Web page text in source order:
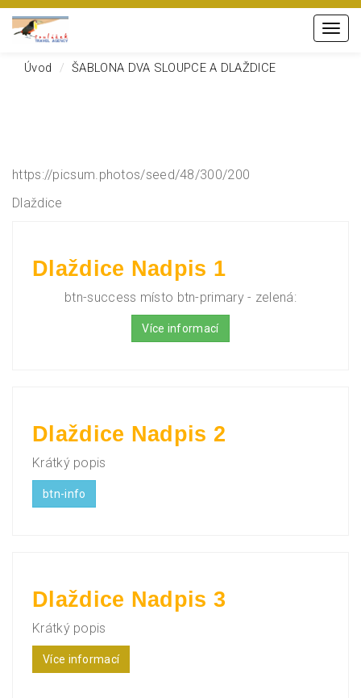
Menu
Úvod ŠABLONA DVA SLOUPCE A DLAŽDICE
https://picsum.photos/seed/48/300/200
Dlaždice
Dlaždice Nadpis 1
btn-success místo btn-primary - zelená:
Více informací
Dlaždice Nadpis 2
Krátký popis
btn-info
Dlaždice Nadpis 3
Krátký popis
Více informací